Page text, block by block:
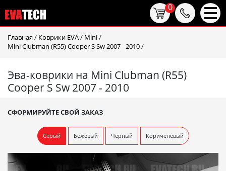
Главная / Коврики EVA/ Mini/
Mini Clubman (R55) Cooper S Sw 2007 - 2010/
Эва-коврики на Mini Clubman (R55)
Cooper S Sw 2007 - 2010
СФОРМИРУЙТЕ СВОЙ ЗАКАЗ
Серый Бежевый Черный Кориченевый
0